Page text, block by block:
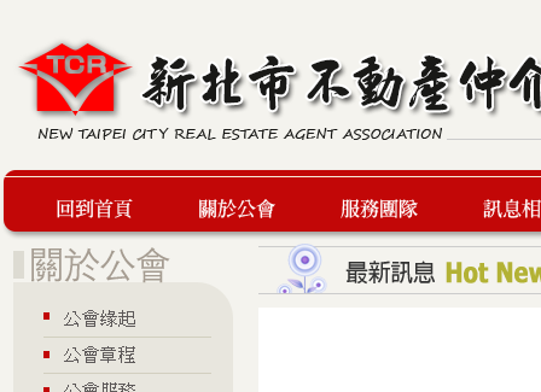
服務團隊 最新訊息